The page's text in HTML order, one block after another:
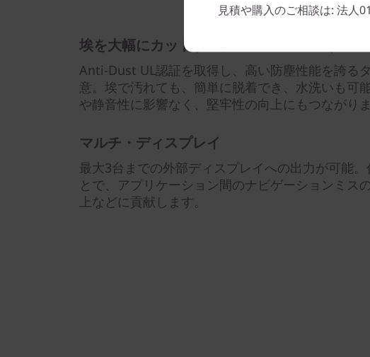
埃を大幅にカットするダストシールド（オプ
Anti-Dust UL認証を取得し、高い防塵性能を誇る
意。埃で汚れても、簡単に脱着でき、水洗いも可
や静音性に影響なく、堅牢性の向上にもつながりま
マルチ・ディスプレイ
最大3台までの外部ディスプレイへの出力が可能。
とで、アプリケーション間のナビゲーションミス
上などに貢献します。
見積や購入のご相談は: 法人